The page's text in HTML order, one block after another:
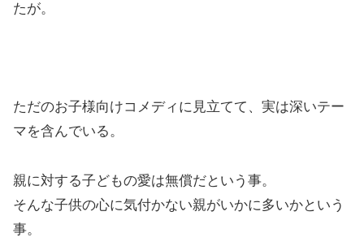
たが。
ただのお子様向けコメディに見立てて、実は深いテー
マを含んでいる。
親に対する子どもの愛は無償だという事。
そんな子供の心に気付かない親がいかに多いかという
事。